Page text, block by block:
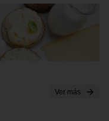
Ver más